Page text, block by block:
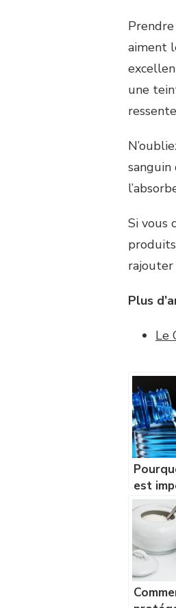
aiment
une
sanguin
Si vous
rajouter
Plus
Le
est
de